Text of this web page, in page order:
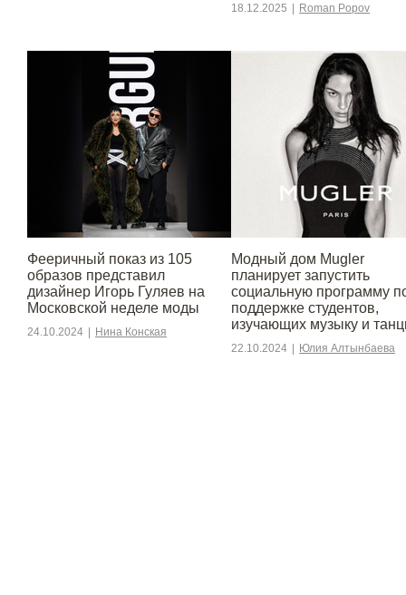
18.12.2025 Roman Popov
Фееричный показ из 105
образов представил
дизайнер Игорь Гуляев на
Московской неделе моды
24.10.2024 Нина Конская
Модный дом Mugler
планирует запустить
социальную программу
поддержке студентов,
изучающих музыку и
22.10.2024 Юлия Алтынбаева